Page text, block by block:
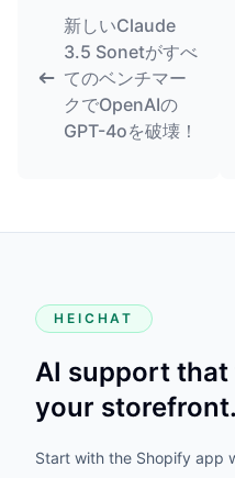
新しいClaude
3.5 Sonetがすべ
てのベンチマー
クでOpenAIの
GPT-4oを破壊！
HEICHAT
AI support
your storefront.
Start with the Shopify app